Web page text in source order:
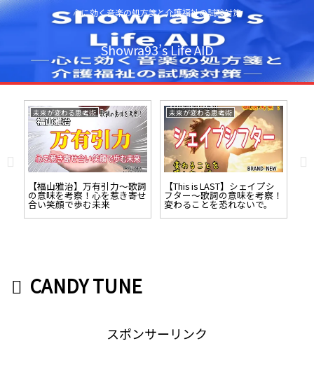
心に効く音楽の処方箋と介護福祉の試験対策
Showra93’s Life AID
未来が変わる思考術
【福山雅治】万有引力～歌詞
の意味を考察！心を惹き寄せ
合い笑顔で歩む未来
未来が変わる思考術
【This is LAST】シェイプシ
フター～歌詞の意味を考察！
変わることを恐れないで。
CANDY TUNE
スポンサーリンク